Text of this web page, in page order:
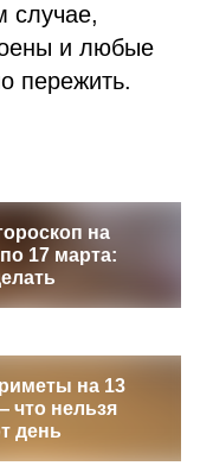
случае,
и любые
пережить.
на
17 марта:
на 13
что нельзя
день